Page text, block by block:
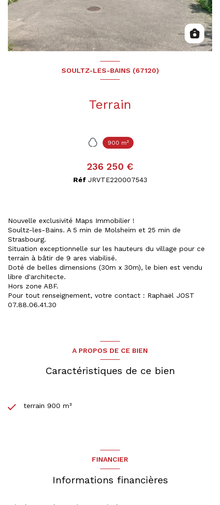
SOULTZ-LES-BAINS (67120)
Terrain
900 m²
236 250 €
Réf JRVTE220007543
Nouvelle exclusivité Maps Immobilier !
Soultz-les-Bains. A 5 min de Molsheim et 25 min de
Strasbourg.
Situation exceptionnelle sur les hauteurs du village pour ce
terrain à bâtir de 9 ares viabilisé.
Doté de belles dimensions (30m x 30m), le bien est vendu
libre d'architecte.
Hors zone ABF.
Pour tout renseignement, votre contact : Raphaël JOST
07.88.06.41.30
A PROPOS DE CE BIEN
Caractéristiques de ce bien
terrain 900 m²
FINANCIER
Informations financières